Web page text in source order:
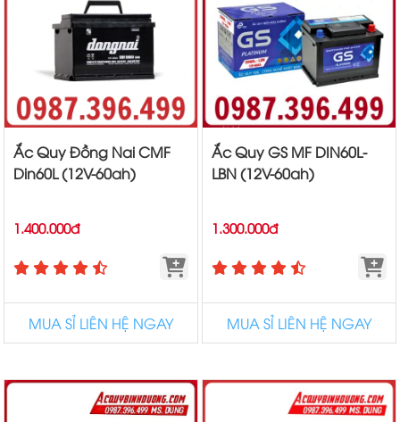
Ắc Quy Đồng Nai CMF
Din60L (12V-60ah)
1.400.000đ
MUA SỈ LIÊN HỆ NGAY
Ắc Quy GS MF DIN60L-
LBN (12V-60ah)
1.300.000đ
MUA SỈ LIÊN HỆ NGAY